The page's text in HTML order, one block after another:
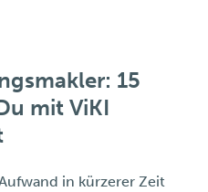
15
mit ViKI
in kürzerer Zeit